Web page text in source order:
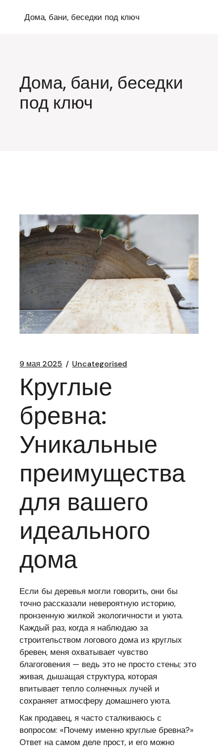
содержимому
Дома, бани, беседки под ключ
Дома, бани, беседки
под ключ
9 мая 2025 Uncategorised
Круглые
бревна:
Уникальные
преимущества
для вашего
идеального
дома
Если бы деревья могли говорить, они бы
точно рассказали невероятную историю,
пронзенную жилкой экологичности и уюта.
Каждый раз, когда я наблюдаю за
строительством логового дома из круглых
бревен, меня охватывает чувство
благоговения — ведь это не просто стены; это
живая, дышащая структура, которая
впитывает тепло солнечных лучей и
сохраняет атмосферу домашнего уюта.
Как продавец, я часто сталкиваюсь с
вопросом: «Почему именно круглые бревна?»
Ответ на самом деле прост, и его можно